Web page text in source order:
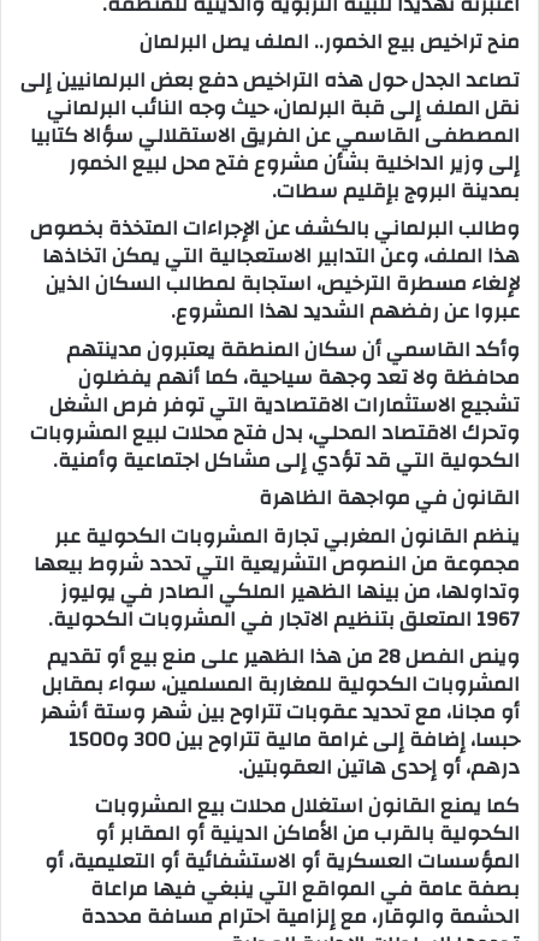
منح تراخيص بيع الخمور.. الملف يصل البرلمان
تصاعد الجدل حول هذه التراخيص دفع بعض البرلمانيين إلى
نقل الملف إلى قبة البرلمان، حيث وجه النائب البرلماني
المصطفى القاسمي عن الفريق الاستقلالي سؤالا كتابيا
إلى وزير الداخلية بشأن مشروع فتح محل لبيع الخمور
بمدينة البروج بإقليم سطات.
وطالب البرلماني بالكشف عن الإجراءات المتخذة بخصوص
هذا الملف، وعن التدابير الاستعجالية التي يمكن اتخاذها
لإلغاء مسطرة الترخيص، استجابة لمطالب السكان الذين
عبروا عن رفضهم الشديد لهذا المشروع.
وأكد القاسمي أن سكان المنطقة يعتبرون مدينتهم
محافظة ولا تعد وجهة سياحية، كما أنهم يفضلون
تشجيع الاستثمارات الاقتصادية التي توفر فرص الشغل
وتحرك الاقتصاد المحلي، بدل فتح محلات لبيع المشروبات
الكحولية التي قد تؤدي إلى مشاكل اجتماعية وأمنية.
القانون في مواجهة الظاهرة
ينظم القانون المغربي تجارة المشروبات الكحولية عبر
مجموعة من النصوص التشريعية التي تحدد شروط بيعها
وتداولها، من بينها الظهير الملكي الصادر في يوليوز
1967 المتعلق بتنظيم الاتجار في المشروبات الكحولية.
وينص الفصل 28 من هذا الظهير على منع بيع أو تقديم
المشروبات الكحولية للمغاربة المسلمين، سواء بمقابل
أو مجانا، مع تحديد عقوبات تتراوح بين شهر وستة أشهر
حبسا، إضافة إلى غرامة مالية تتراوح بين 300 و1500
درهم، أو إحدى هاتين العقوبتين.
كما يمنع القانون استغلال محلات بيع المشروبات
الكحولية بالقرب من الأماكن الدينية أو المقابر أو
المؤسسات العسكرية أو الاستشفائية أو التعليمية، أو
بصفة عامة في المواقع التي ينبغي فيها مراعاة
الحشمة والوقار، مع إلزامية احترام مسافة محددة